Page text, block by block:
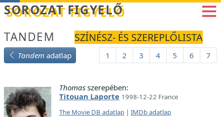
Betöltés...
SOROZAT FIGYELŐ
TANDEM SZÍNÉSZ- ÉS SZEREPLŐLISTA
Tandem adatlap 1 2 3 4 5 6 7
Thomas szerepében:
Titouan Laporte 1998-12-22 France
The Movie DB adatlap | IMDb adatlap